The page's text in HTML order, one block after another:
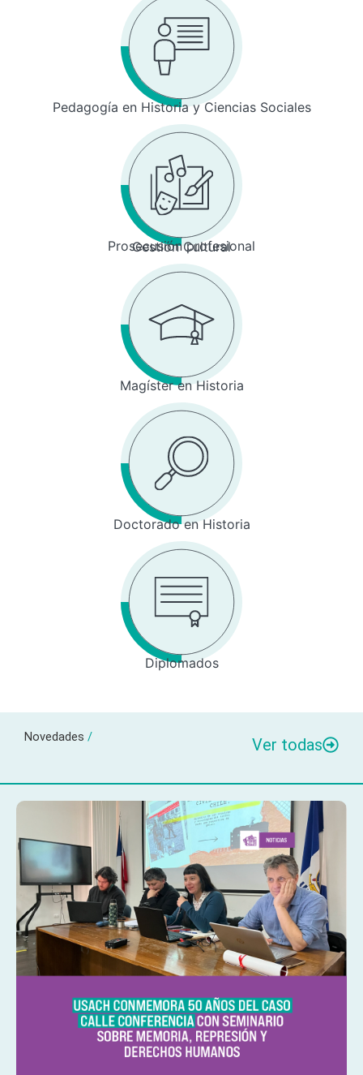
Pedagogía en Historia y Ciencias Sociales
Prosecusión profesional
Gestión Cultural
Magíster en Historia
Doctorado en Historia
Diplomados
Novedades / Ver todas